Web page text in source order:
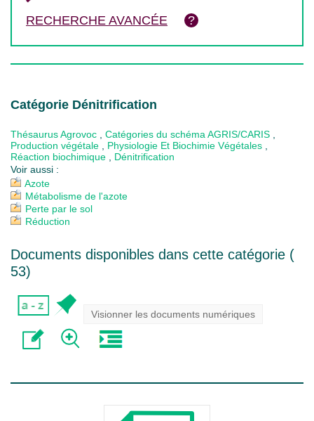
RECHERCHE AVANCÉE
Catégorie Dénitrification
Thésaurus Agrovoc Catégories du schéma AGRIS/CARIS
Production végétale
Physiologie Et Biochimie Végétales
Réaction biochimique
Dénitrification
Voir aussi :
Azote
Métabolisme de l'azote
Perte par le sol
Réduction
Documents disponibles dans cette catégorie (
53)
Visionner les documents numériques